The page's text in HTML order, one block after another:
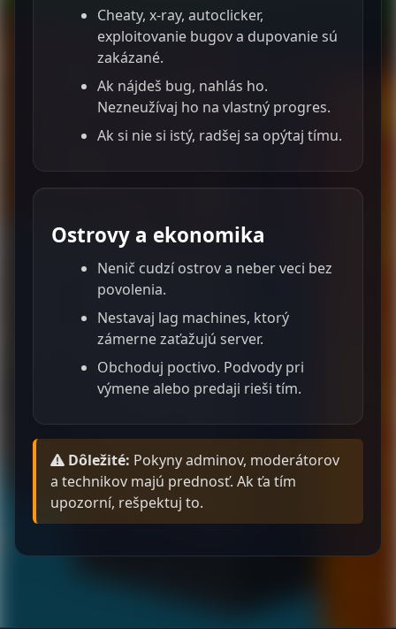
Cheaty, x-ray, autoclicker,
exploitovanie bugov a dupovanie sú
zakázané.
Ak nájdeš bug, nahlás ho.
Nezneužívaj ho na vlastný progres.
Ak si nie si istý, radšej sa opýtaj tímu.
Ostrovy a ekonomika
Nenič cudzí ostrov a neber veci bez
povolenia.
Nestavaj lag machines, ktorý
zámerne zaťažujú server.
Obchoduj poctivo. Podvody pri
výmene alebo predaji rieši tím.
Dôležité: Pokyny adminov, moderátorov
a technikov majú prednosť. Ak ťa tím
upozorní, rešpektuj to.